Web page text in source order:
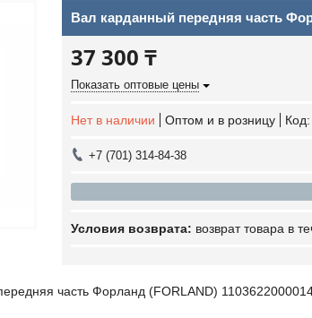
Вал карданный передняя часть
37 300 ₸
Показать оптовые цены
Нет в наличии Оптом и в розницу Код:
+7 (701) 314-84-38
возврат товара в
часть Форланд (FORLAND)